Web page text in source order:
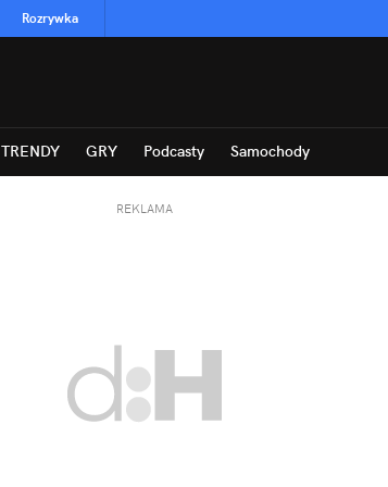
Rozrywka
TRENDY GRY Podcasty Samochody
REKLAMA